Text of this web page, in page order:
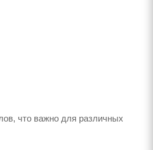
что важно для различных